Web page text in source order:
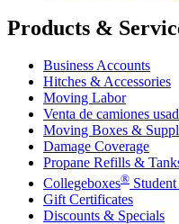
Products &
Business Accounts
Hitches & Accessories
Moving Labor
Venta de camiones
Moving Boxes &
Damage Coverage
Propane Refills &
Collegeboxes®
Gift Certificates
Discounts & Specials